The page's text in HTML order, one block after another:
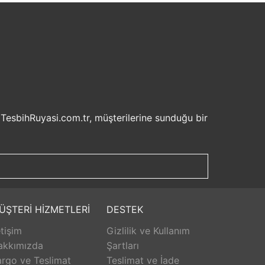
müşterilerine sunduğu bir
deneyiminizi keyifli hale getirebilirsiniz.
beklemek zorunda kalmadan istediğiniz
ürünü beğenmez veya istediğiniz gibi
olmadan istediğiniz ürünü seçebilirsiniz.
sunar. Ürünlerle ilgili herhangi bir sorun
her aşamasında destek alabilirsiniz.
keyifli bir alışveriş yapabilirsiniz.
HİZMETLERİ
ve Teslimat
DESTEK
Gizlilik ve Kullanım
Şartları
Teslimat ve İade